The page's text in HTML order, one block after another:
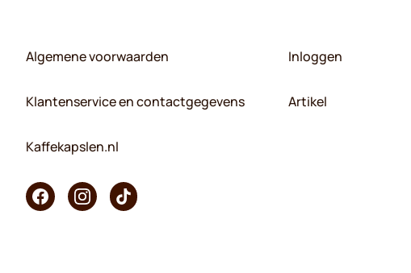
Algemene voorwaarden
Klantenservice en contactgegevens
Kaffekapslen.nl
Inloggen
Artikel